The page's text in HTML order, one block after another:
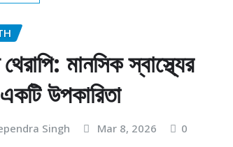
মানসিক স্বাস্থ্যের
উপকারিতা
Singh Mar 8, 2026 0